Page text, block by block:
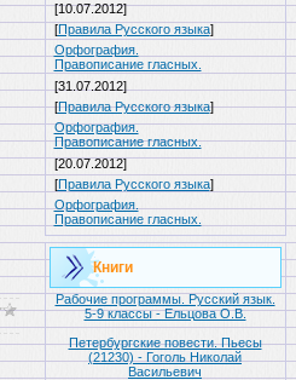
[10.07.2012]
[Правила Русского языка]
Орфография.
Правописание гласных.
[31.07.2012]
[Правила Русского языка]
Орфография.
Правописание гласных.
[20.07.2012]
[Правила Русского языка]
Орфография.
Правописание гласных.
Книги
Рабочие программы. Русский язык.
5-9 классы - Ельцова О.В.
Петербургские повести. Пьесы
(21230) - Гоголь Николай
Васильевич